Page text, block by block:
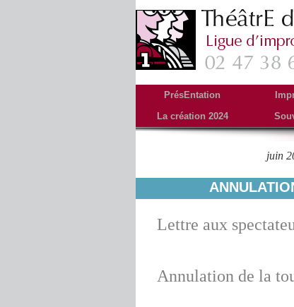
PrésEntation
La création 2024
juin
Lettre aux
Annulation de la